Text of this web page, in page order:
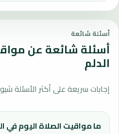
أسئلة شائعة
أسئلة شائعة عن
الدلم
إجابات سريعة على أكثر الأسئلة
ما مواقيت الصلاة اليوم في